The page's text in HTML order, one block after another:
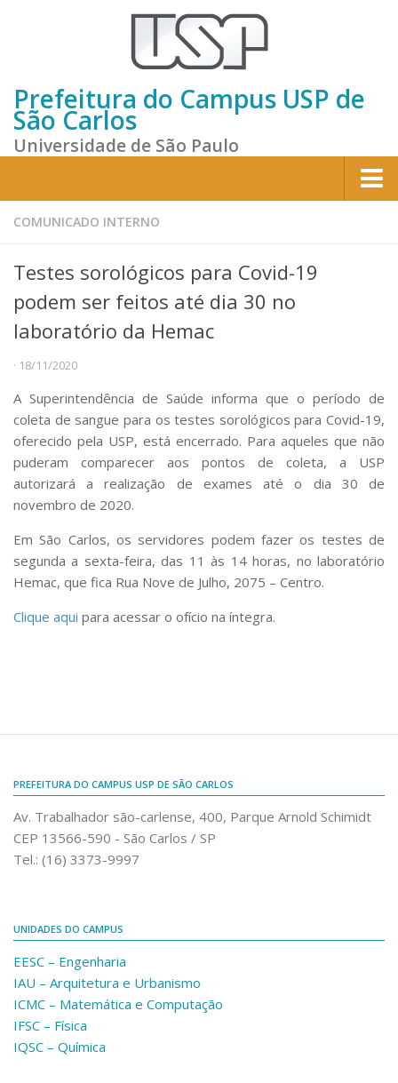
Prefeitura do Campus USP de
São Carlos
Universidade de São Paulo
Home
Sobre a Prefeitura
Gestão atual
Missão e Valores
Divisões e Seções
Comissões Internas
Pessoas
Localização
Serviços
Administrativo e Financeiro
Segurança e Acessos
Obras e Manutenção
Creche e Pré-Escola
Comunicação e Informática
Programas e Ações
Terceira Idade
Pequeno Cidadão
Campus Universitário
Ensino e Pesquisa
Sobre o Campus
COMUNICADO INTERNO
Testes sorológicos para Covid-19
podem ser feitos até dia 30 no
laboratório da Hemac
· 18/11/2020
A Superintendência de Saúde informa que o período de
coleta de sangue para os testes sorológicos para Covid-19,
oferecido pela USP, está encerrado. Para aqueles que não
puderam comparecer aos pontos de coleta, a USP
autorizará a realização de exames até o dia 30 de
novembro de 2020.
Em São Carlos, os servidores podem fazer os testes de
segunda a sexta-feira, das 11 às 14 horas, no laboratório
Hemac, que fica Rua Nove de Julho, 2075 – Centro.
Clique aqui para acessar o ofício na íntegra.
PREFEITURA DO CAMPUS USP DE SÃO CARLOS
Av. Trabalhador são-carlense, 400, Parque Arnold Schimidt
CEP 13566-590 - São Carlos / SP
Tel.: (16) 3373-9997
UNIDADES DO CAMPUS
EESC – Engenharia
IAU – Arquitetura e Urbanismo
ICMC – Matemática e Computação
IFSC – Física
IQSC – Química